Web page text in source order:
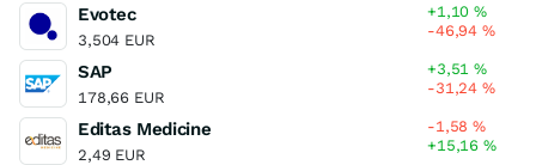
Evotec
3,504 EUR
+1,10%
-46,94%
SAP
178,66 EUR
+3,51%
-31,24%
Editas Medicine
2,49 EUR
-1,58%
+15,16%